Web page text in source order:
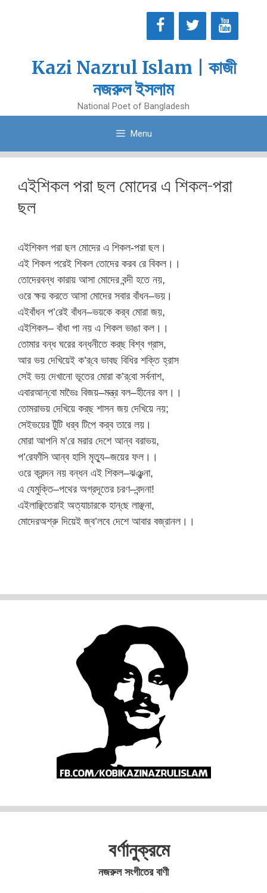
Kazi Nazrul Islam | কাজী
নজরুল ইসলাম
National Poet of Bangladesh
Menu
এইশিকল পরা ছল মোদের এ শিকল-পরা
ছল
এইশিকল পরা ছল মোদের এ শিকল-পরা ছল।
এই শিকল পরেই শিকল তোদের করব রে বিকল।।
তোদেরবন্ধ কারায় আসা মোদের বন্দী হতে নয়,
ওরে ক্ষয় করতে আসা মোদের সবার বাঁধন–ভয়।
এইবাঁধন প’রেই বাঁধন–ভয়কে কর্‌ব মোরা জয়,
এইশিকল– বাঁধা পা নয় এ শিকল ভাঙা কল।।
তোমার বন্ধ ঘরের বন্ধনীতে কর্‌ছ বিশ্ব গ্রাস,
আর ভয় দেখিয়েই ক’র্‌বে ভাবছ বিধির শক্তি হ্রাস
সেই ভয় দেখানো ভূতের মোরা ক’র্‌বো সর্বনাশ,
এবারআন্‌বো মাভৈঃ বিজয়–মন্ত্র বল–হীনের বল।।
তোমরাভয় দেখিয়ে কর্‌ছ শাসন জয় দেখিয়ে নয়;
সেইভয়ের টুঁটি ধর্‌ব টিপে কর্‌ব তারে লয়।
মোরা আপনি ম’রে মরার দেশে আন্‌ব বরাভয়,
প’রেফাঁসি আন্‌ব হাসি মৃত্যু–জয়ের ফল।।
ওরে ক্রন্দন নয় বন্ধন এই শিকল–ঝঞ্ঝনা,
এ যেমুক্তি–পথের অগ্রদূতের চরণ–বন্দনা!
এইলাঞ্ছিতেরাই অত্যাচারকে হান্‌ছে লাঞ্ছনা,
মোদেরঅশ্রু দিয়েই জ্ব’লবে দেশে আবার বজ্রানল।।
বর্ণানুক্রমে
নজরুল সংগীতের বাণী